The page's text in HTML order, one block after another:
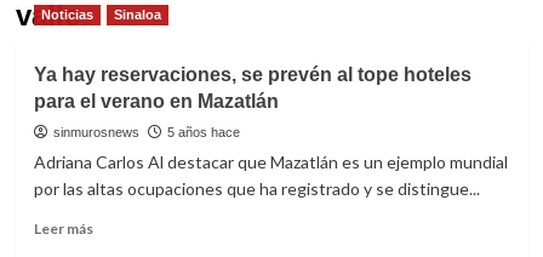
valle
Noticias Sinaloa
Ya hay reservaciones, se prevén al tope hoteles
para el verano en Mazatlán
sinmurosnews 5 años hace
Adriana Carlos Al destacar que Mazatlán es un ejemplo mundial
por las altas ocupaciones que ha registrado y se distingue...
Leer másRead